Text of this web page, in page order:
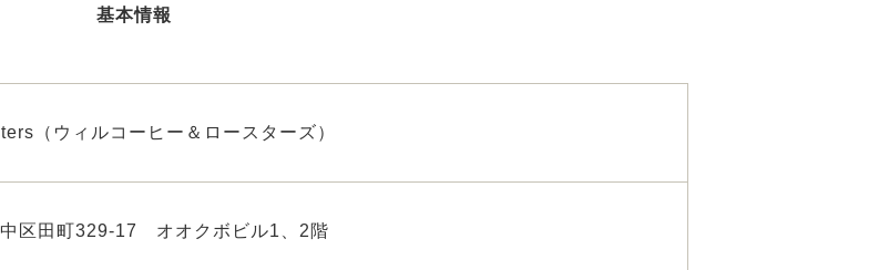
基本情報
（ウィルコーヒー＆ロースターズ）
区田町329-17 オオクボビル1、2階